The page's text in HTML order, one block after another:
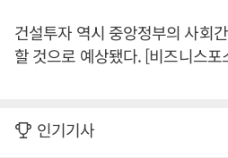
건설투자 역시 중앙정부의 사회
할 것으로 예상됐다. [비즈니스
인기기사